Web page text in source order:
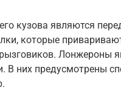
кузова являются
которые
Лонжероны
них предусмотрены